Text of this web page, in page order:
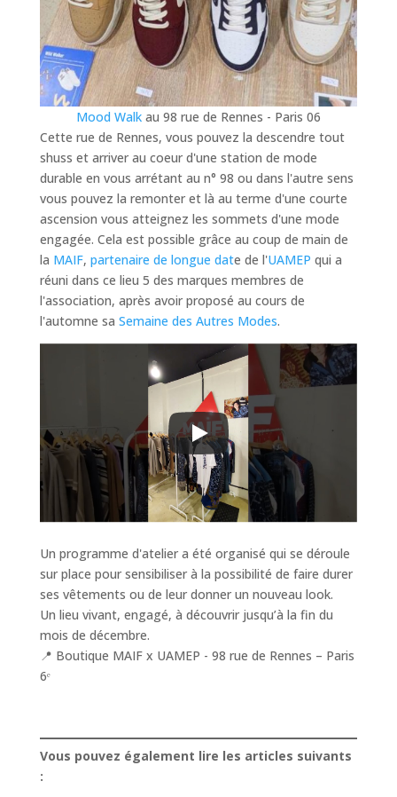
Mood Walkau 98 rue de Rennes - Paris 06
Cette rue de Rennes, vous pouvez la descendre tout
shuss et arriver au coeur d'une station de mode
durable en vous arrétant au n° 98 ou dans l'autre sens
vous pouvez la remonter et là au terme d'une courte
ascension vous atteignez les sommets d'une mode
engagée. Cela est possible grâce au coup de main de
la MAIF, partenaire de longue date de l'UAMEP qui a
réuni dans ce lieu 5 des marques membres de
l'association, après avoir proposé au cours de
l'automne sa Semaine des Autres Modes.
Un programme d'atelier a été organisé qui se déroule
sur place pour sensibiliser à la possibilité de faire durer
ses vêtements ou de leur donner un nouveau look.
Un lieu vivant, engagé, à découvrir jusqu’à la fin du
mois de décembre.
📍 Boutique MAIF x UAMEP - 98 rue de Rennes – Paris
6ᵉ
Vous pouvez également lire les articles suivants
: